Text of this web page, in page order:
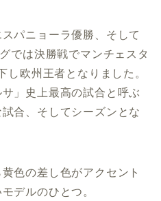
パニョーラ優勝、そして
では決勝戦でマンチェスタ
し欧州王者となりました。
」史上最高の試合と呼ぶ
合、そしてシーズンとな
色の差し色がアクセント
デルのひとつ。